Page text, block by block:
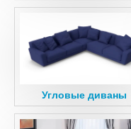
Угловые диваны